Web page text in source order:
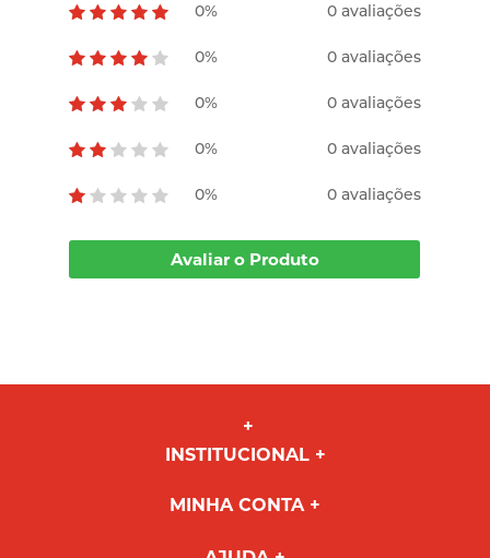
0% 0 avaliações
0% 0 avaliações
0% 0 avaliações
0% 0 avaliações
0% 0 avaliações
Avaliar o Produto
INSTITUCIONAL
MINHA CONTA